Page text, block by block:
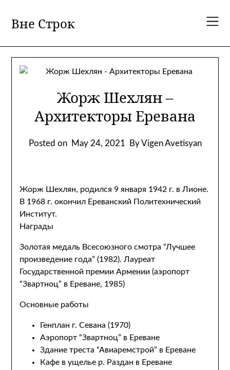
content
Вне Строк
Жорж Шехлян –
Архитекторы Еревана
Posted on May 24, 2021 By Vigen Avetisyan
Жорж Шехлян, родился 9 января 1942 г. в Лионе.
В 1968 г. окончил Ереванский Политехнический
Институт.
Награды
Золотая медаль Всесоюзного смотра “Лучшее
произведение года” (1982). Лауреат
Государственной премии Армении (аэропорт
“Звартноц” в Ереване, 1985)
Основные работы
Генплан г. Севана (1970)
Аэропорт “Звартноц” в Ереване
Здание треста “Авиаремстрой” в Ереване
Кафе в ущелье р. Раздан в Ереване